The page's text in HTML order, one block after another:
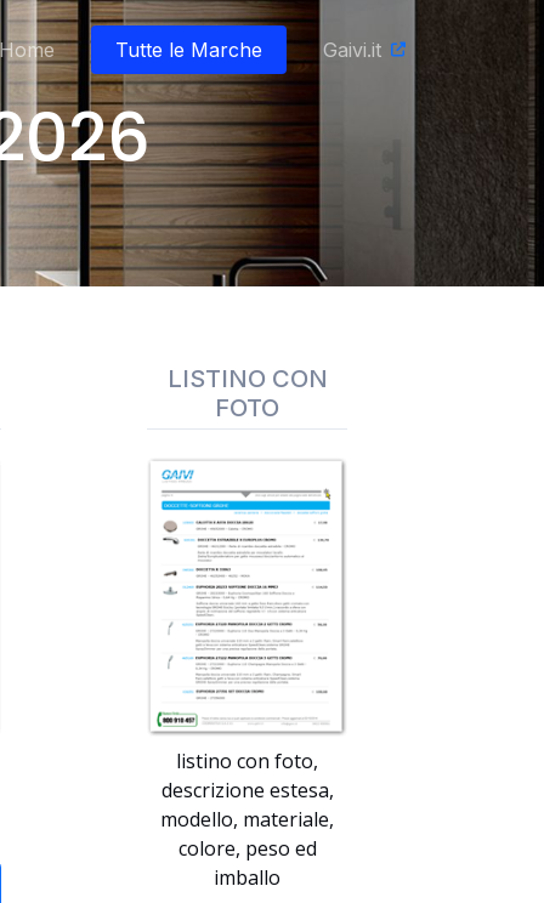
Home Tutte le Marche Gaivi.it
LISTINO CON
FOTO
listino con foto,
descrizione estesa,
modello, materiale,
colore, peso ed
imballo